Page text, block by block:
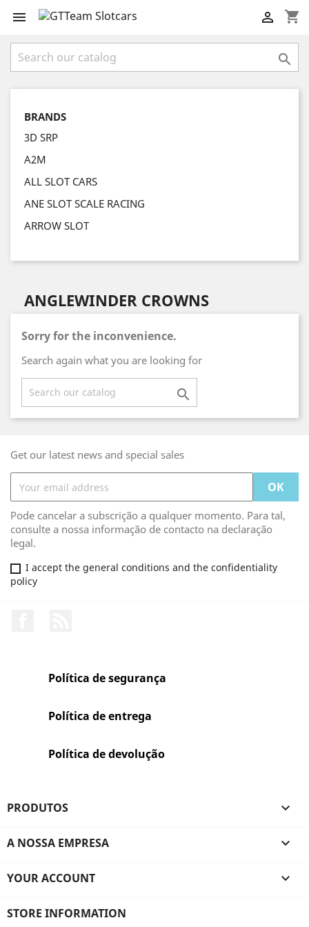
 shopping_cart


BRANDS
3D SRP
A2M
ALL SLOT CARS
ANE SLOT SCALE RACING
ARROW SLOT
ANGLEWINDER CROWNS
Sorry for the inconvenience.
Search again what you are looking for

Get our latest news and special sales
Pode cancelar a subscrição a qualquer momento. Para tal,
consulte a nossa informação de contacto na declaração
legal.
I accept the general conditions and the confidentiality
policy
Política de segurança
Política de entrega
Política de devolução
PRODUTOS 
A NOSSA EMPRESA 
YOUR ACCOUNT 
STORE INFORMATION